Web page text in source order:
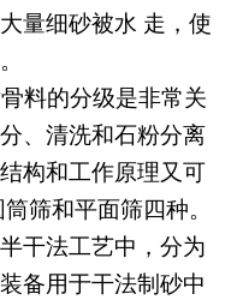
量细砂被水 走，使
料的分级是非常关
、清洗和石粉分离
构和工作原理又可
筛和平面筛四种。
干法工艺中，分为
备用于干法制砂中